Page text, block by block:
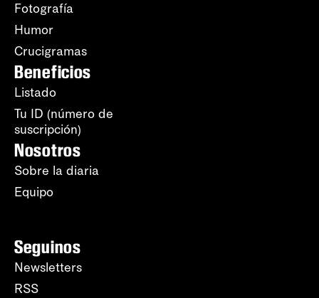
Fotografía
Humor
Crucigramas
Beneficios
Listado
Tu ID (número de
suscripción)
Nosotros
Sobre la diaria
Equipo
Seguinos
Newsletters
RSS